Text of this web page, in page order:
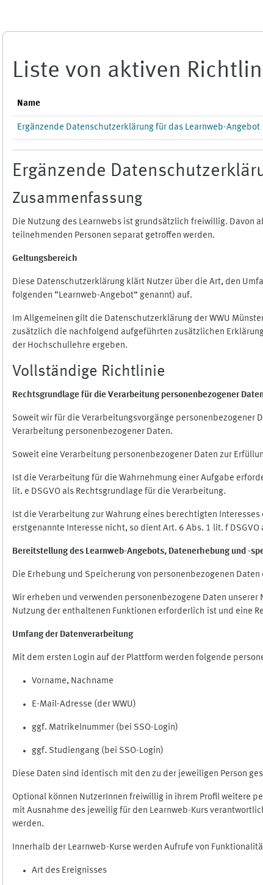
Liste von aktiven
Name
Ergänzende Datenschutzerklärung für das Learnweb-Angebot
Ergänzende
Zusammenfassung
Die Nutzung des Learnwebs ist grundsätzlich freiwillig. Davon
teilnehmenden Personen separat getroffen werden.
Geltungsbereich
Diese Datenschutzerklärung klärt Nutzer über die Art, den
folgenden “Learnweb-Angebot” genannt) auf.
Im Allgemeinen gilt die Datenschutzerklärung der WWU
zusätzlich die nachfolgend aufgeführten zusätzlichen
der Hochschullehre ergeben.
Vollständige Richtlinie
Rechtsgrundlage für die Verarbeitung personenbezogener
Soweit wir für die Verarbeitungsvorgänge personenbezogener
Verarbeitung personenbezogener Daten.
Soweit eine Verarbeitung personenbezogener Daten zur
Ist die Verarbeitung für die Wahrnehmung einer Aufgabe
lit. e DSGVO als Rechtsgrundlage für die Verarbeitung.
Ist die Verarbeitung zur Wahrung eines berechtigten
erstgenannte Interesse nicht, so dient Art. 6 Abs. 1 lit. f
Bereitstellung des Learnweb-Angebots, Datenerhebung und -
Die Erhebung und Speicherung von personenbezogenen
Wir erheben und verwenden personenbezogene Daten
Nutzung der enthaltenen Funktionen erforderlich ist und eine
Umfang der Datenverarbeitung
Mit dem ersten Login auf der Plattform werden folgende
Vorname, Nachname
E-Mail-Adresse (der WWU)
ggf. Matrikelnummer (bei SSO-Login)
ggf. Studiengang (bei SSO-Login)
Diese Daten sind identisch mit den zu der jeweiligen Person
Optional können NutzerInnen freiwillig in ihrem Profil weitere
mit Ausnahme des jeweilig für den Learnweb-Kurs
werden.
Innerhalb der Learnweb-Kurse werden Aufrufe von
Art des Ereignisses